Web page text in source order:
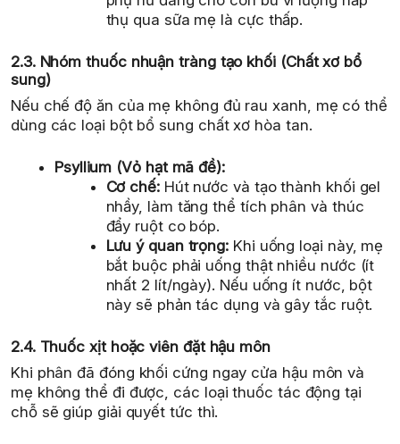
thụ qua sữa mẹ là cực thấp.
2.3. Nhóm thuốc nhuận tràng tạo khối (Chất xơ bổ
sung)
Nếu chế độ ăn của mẹ không đủ rau xanh, mẹ có thể
dùng các loại bột bổ sung chất xơ hòa tan.
Psyllium (Vỏ hạt mã đề):
Cơ chế:Hút nước và tạo thành khối gel
nhầy, làm tăng thể tích phân và thúc
đẩy ruột co bóp.
Lưu ý quan trọng: Khi uống loại này, mẹ
bắt buộc phải uống thật nhiều nước (ít
nhất 2 lít/ngày). Nếu uống ít nước, bột
này sẽ phản tác dụng và gây tắc ruột.
2.4. Thuốc xịt hoặc viên đặt hậu môn
Khi phân đã đóng khối cứng ngay cửa hậu môn và
mẹ không thể đi được, các loại thuốc tác động tại
chỗ sẽ giúp giải quyết tức thì.